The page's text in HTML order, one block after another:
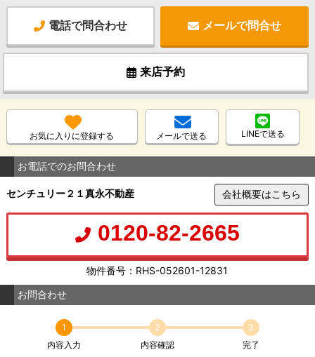
電話で問合わせ メールで問合せ
来店予約
お気に入りに登録する メールで送る LINEで送る
お電話でのお問合わせ
センチュリー２１真永不動産 会社概要はこちら
0120-82-2665
物件番号：RHS-052601-12831
お問合わせ
1
内容入力
2
内容確認
3
完了